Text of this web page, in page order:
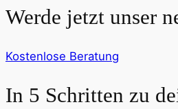
Werde jetzt unser
Kostenlose Beratung
In 5 Schritten zu